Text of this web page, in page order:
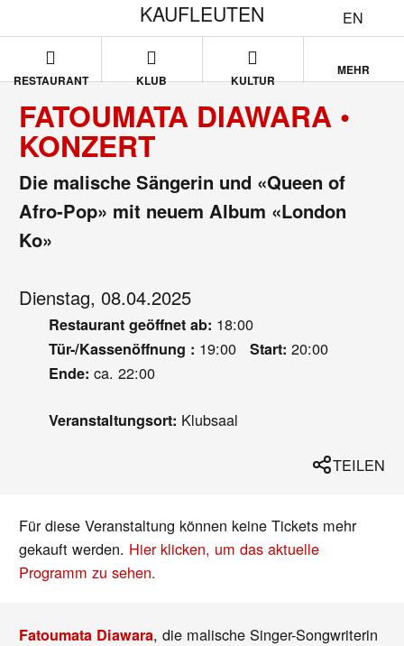
EN
KAUFLEUTEN
RESTAURANT KLUB KULTUR
MEHR
FATOUMATA DIAWARA •
KONZERT
Die malische Sängerin und «Queen of
Afro-Pop» mit neuem Album «London
Ko»
Dienstag, 08.04.2025
Restaurant geöffnet ab: 18:00
Tür-/Kassenöffnung : 19:00 Start: 20:00
Ende: ca. 22:00
Veranstaltungsort: Klubsaal
TEILEN
Für diese Veranstaltung können keine Tickets mehr
gekauft werden. Hier klicken, um das aktuelle
Programm zu sehen.
Fatoumata Diawara, die malische Singer-Songwriterin